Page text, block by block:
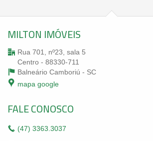
MILTON IMÓVEIS
Rua 701, nº23, sala 5
Centro - 88330-711
Balneário Camboriú - SC
mapa google
FALE CONOSCO
(47) 3363.3037